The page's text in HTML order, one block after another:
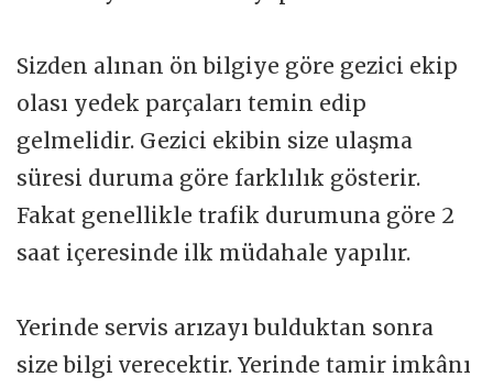
Sizden alınan ön bilgiye göre gezici ekip
olası yedek parçaları temin edip
gelmelidir. Gezici ekibin size ulaşma
süresi duruma göre farklılık gösterir.
Fakat genellikle trafik durumuna göre 2
saat içeresinde ilk müdahale yapılır.
Yerinde servis arızayı bulduktan sonra
size bilgi verecektir. Yerinde tamir imkânı